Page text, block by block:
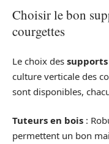
Choisir le bon
courgettes
Le choix des
culture verticale des
sont disponibles,
Tuteurs en bois :
permettent un bon